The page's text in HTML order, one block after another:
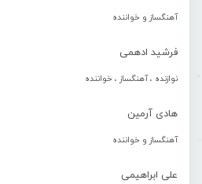
آهنگساز و خواننده
فرشید ادهمی
نوازنده ، آهنگساز ، خواننده
هادی آرمین
آهنگساز و خواننده
علی ابراهیمی